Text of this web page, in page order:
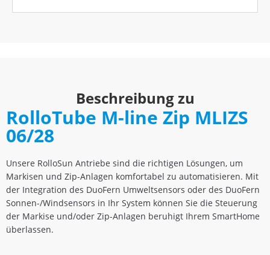
Beschreibung zu
RolloTube M-line Zip MLIZS
06/28
Unsere RolloSun Antriebe sind die richtigen Lösungen, um
Markisen und Zip-Anlagen komfortabel zu automatisieren. Mit
der Integration des DuoFern Umweltsensors oder des DuoFern
Sonnen-/Windsensors in Ihr System können Sie die Steuerung
der Markise und/oder Zip-Anlagen beruhigt Ihrem SmartHome
überlassen.